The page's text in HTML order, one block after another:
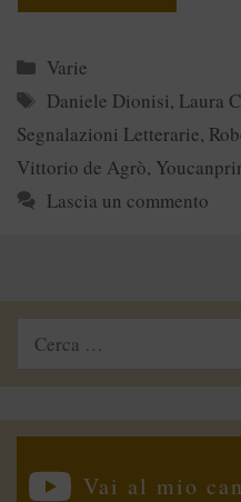
Categorie
Varie
Tag
Daniele Dionisi, Laura
Segnalazioni Letterarie,
Vittorio de Agrò,
Lascia un commento
Ricerca
Vai al mio